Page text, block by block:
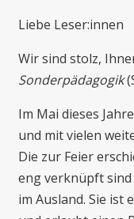
Liebe Leser:innen
Wir sind stolz,
Sonderpädagogik
Im Mai dieses
und mit vielen
Die zur Feier
eng verknüpft sind
im Ausland. Sie